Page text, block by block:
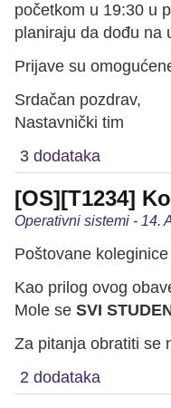
početkom u 19:30 u
planiraju da dođu na
Prijave su
Srdačan pozdrav,
Nastavnički tim
3 dodataka
[OS][T1234]
Operativni sistemi - 14.
Poštovane
Kao prilog ovog
Mole se SVI
Za pitanja obratiti se
2 dodataka